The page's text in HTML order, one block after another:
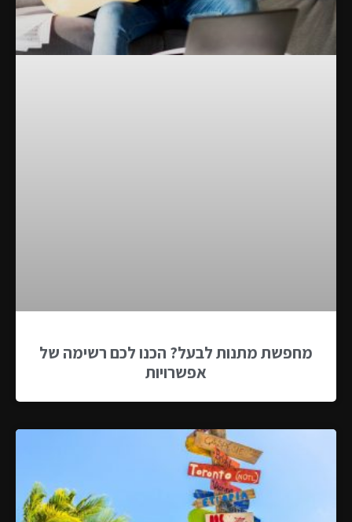
מחפשת מתנות לבעל? הכנו לכם רשימה של
אפשרויות